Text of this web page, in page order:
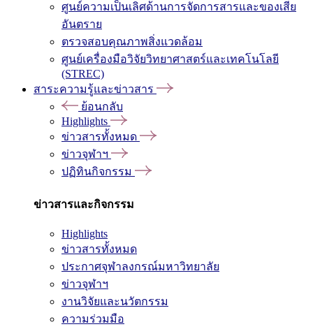
ศูนย์ความเป็นเลิศด้านการจัดการสารและของเสีย
อันตราย
ตรวจสอบคุณภาพสิ่งแวดล้อม
ศูนย์เครื่องมือวิจัยวิทยาศาสตร์และเทคโนโลยี
(STREC)
สาระความรู้และข่าวสาร
ย้อนกลับ
Highlights
ข่าวสารทั้งหมด
ข่าวจุฬาฯ
ปฏิทินกิจกรรม
ข่าวสารและกิจกรรม
Highlights
ข่าวสารทั้งหมด
ประกาศจุฬาลงกรณ์มหาวิทยาลัย
ข่าวจุฬาฯ
งานวิจัยและนวัตกรรม
ความร่วมมือ